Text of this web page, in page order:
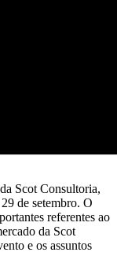
Scot Consultoria,
de setembro. O
referentes ao
da Scot
e os assuntos